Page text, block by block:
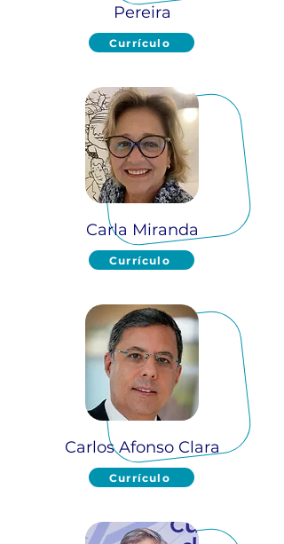
Pereira
Currículo
Carla Miranda
Currículo
Carlos Afonso Clara
Currículo